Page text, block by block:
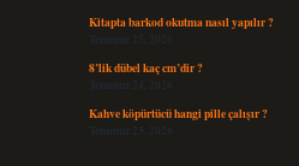
Kitapta barkod okutma nasıl yapılır ?
Temmuz 25, 2026
8’lik dübel kaç cm’dir ?
Temmuz 24, 2026
Kahve köpürtücü hangi pille çalışır ?
Temmuz 23, 2026